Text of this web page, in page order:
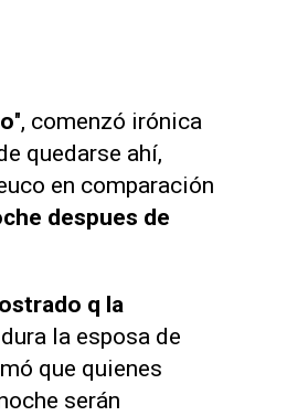
", comenzó irónica
quedarse ahí,
en comparación
despues de
q la
la esposa de
que quienes
serán